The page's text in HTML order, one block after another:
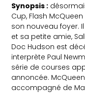
Synopsis :
Cup, Flash
son nouveau foyer.
et sa petite amie,
Doc Hudson est
interprète Paul
série de courses
annoncée.
accompagné de